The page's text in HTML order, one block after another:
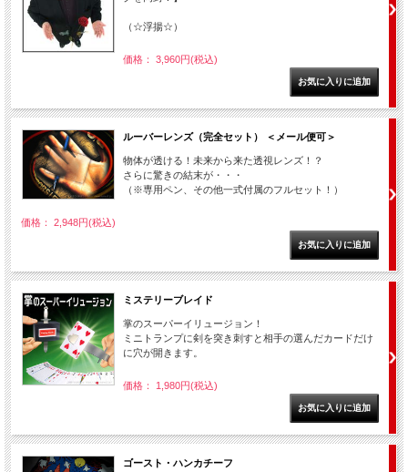
（☆浮揚☆）
価格： 3,960円(税込)
ルーバーレンズ（完全セット） ＜メール便可＞
物体が透ける！未来から来た透視レンズ！？
さらに驚きの結末が・・・
（※専用ペン、その他一式付属のフルセット！）
価格： 2,948円(税込)
ミステリーブレイド
掌のスーパーイリュージョン！
ミニトランプに剣を突き刺すと相手の選んだカードだけ
に穴が開きます。
価格： 1,980円(税込)
ゴースト・ハンカチーフ